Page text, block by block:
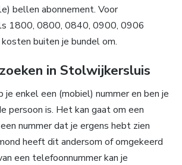
bellen abonnement. Voor
1800, 0800, 0840, 0900, 0906
buiten je bundel om.
in Stolwijkersluis
enkel een (mobiel) nummer en ben je
persoon is. Het kan gaat om een
nummer dat je ergens hebt zien
heeft dit andersom of omgekeerd
een telefoonnummer kan je